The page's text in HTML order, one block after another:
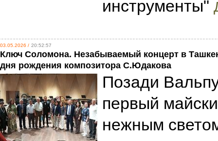
инструменты"
03.05.2026 / 20:52:57
Ключ Соломона. Незабываемый концерт в
дня рождения композитора С.Юдакова
Позади
первый
нежным